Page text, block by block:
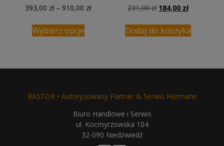
393,00 zł – 910,00 złZakres
Wybierz opcje
231,00zł Pierwotna
wynosiła:
231,00 zł.
184,00 złAktualna
wynosi:
184,00 zł.
Dodaj do koszyka
RASTOR • Autoryzowany Partner & Serwis Hörmann
Biuro Handlowe i Serwis
ul. Kocmyrzowska 104
32-090 Niedźwiedź